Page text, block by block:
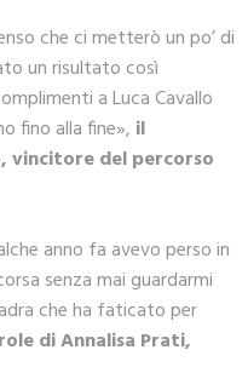
che ci metterò un po’ di
un risultato così
a Luca Cavallo
fino alla fine», il
vincitore del percorso
anno fa avevo perso in
senza mai guardarmi
che ha faticato per
di Annalisa Prati,